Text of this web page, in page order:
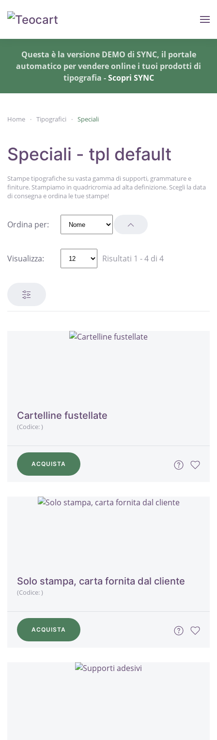
Skip to main content
Questa è la versione DEMO di SYNC, il portale
automatico per vendere online i tuoi prodotti di
tipografia -Scopri SYNC
Home Tipografici Speciali
Speciali - tpl default
Stampe tipografiche su vasta gamma di supporti, grammature e
finiture. Stampiamo in quadricromia ad alta definizione. Scegli la data
di consegna e ordina le tue stampe!
Ordina per:
Visualizza: Risultati 1 - 4 di 4
Cartelline fustellate
(Codice:)
ACQUISTA
Solo stampa, carta fornita dal cliente
(Codice:)
ACQUISTA